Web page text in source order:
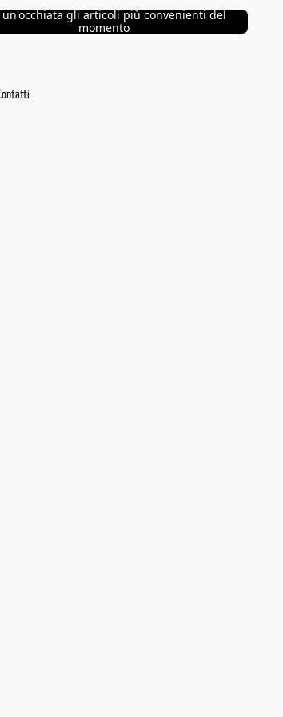
un'occhiata gli articoli più convenienti del
momento